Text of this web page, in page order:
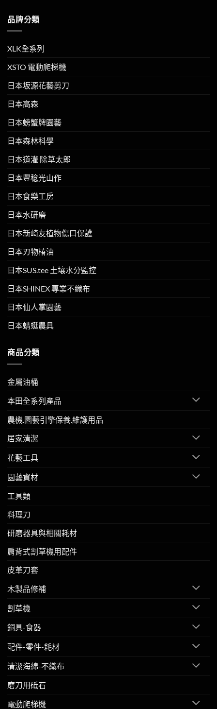
品牌分類
XLK全系列
XSTO 電動爬梯機
日本坂源花藝剪刀
日本高森
日本螃蟹牌園藝
日本森林科學
日本道灌 除草太郎
日本豐稔光山作
日本食樂工房
日本水研磨
日本新崎友植物傷口保護
日本刃物椿油
日本SUS.tee 土壤水分監控
日本SHINEX 專業不織布
日本仙人掌園藝
日本蜻蜓農具
商品分類
金屬油桶
本田全系列產品
農機.園藝引擎保養.維護用品
居家清潔
花藝工具
園藝資材
工具類
料理刀
研磨器具與相關耗材
肩背式割草機用配件
皮革刀套
木製品修補
割草機
銅具-食器
配件-零件-耗材
清潔海綿-不織布
磨刀用砥石
電動爬梯機